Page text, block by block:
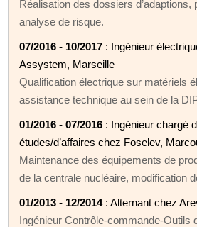
Réalisation des dossiers d’adaptions,
analyse de risque.
07/2016 - 10/2017 : Ingénieur
Assystem, Marseille
Qualification électrique sur matériels
assistance technique au sein de la
01/2016 - 07/2016 : Ingénieur chargé
études/d’affaires chez Foselev,
Maintenance des équipements de
de la centrale nucléaire, modification
01/2013 - 12/2014: Alternant chez
Ingénieur Contrôle-commande-Outils